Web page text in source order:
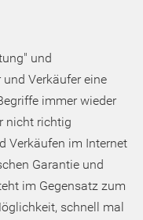
und
Verkäufer eine
immer wieder
nicht richtig
Verkäufen im Internet
Garantie und
im Gegensatz zum
schnell mal